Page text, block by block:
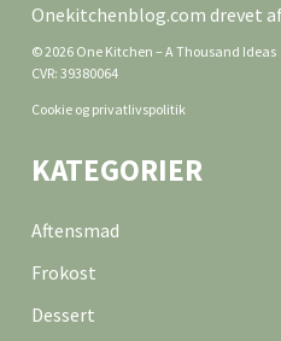
Onekitchenblog.com drevet
© 2026 One Kitchen – A Thousand Ideas
CVR: 39380064
Cookie og privatlivspolitik
KATEGORIER
Aftensmad
Frokost
Dessert